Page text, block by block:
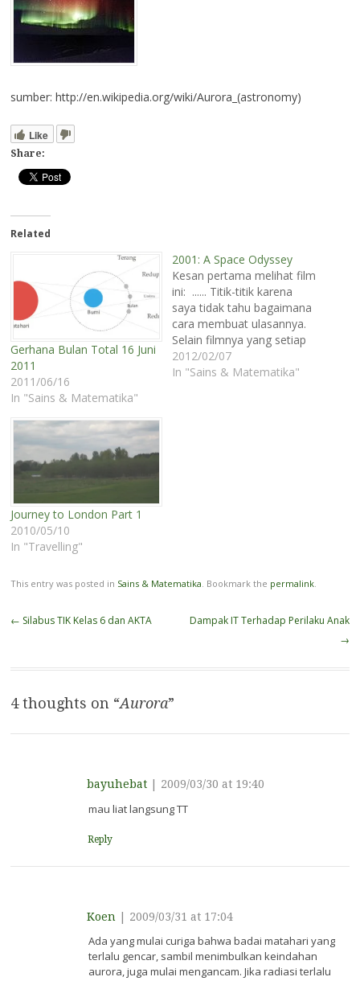
sumber: http://en.wikipedia.org/wiki/Aurora_(astronomy)
Like
Share:
Related
Gerhana Bulan Total 16 Juni
2011
2011/06/16
In "Sains & Matematika"
2001: A Space Odyssey
Kesan pertama melihat film
ini: ...... Titik-titik karena
saya tidak tahu bagaimana
cara membuat ulasannya.
Selain filmnya yang setiap
adegannya seperti berdiri
sendiri juga karena saya
2012/02/07
In "Sains & Matematika"
Journey to London Part 1
2010/05/10
In "Travelling"
This entry was posted in Sains & Matematika. Bookmark the permalink.
Post
← Silabus TIK Kelas 6 dan AKTA
Dampak IT Terhadap Perilaku Anak
→
4 thoughts on “Aurora”
bayuhebat 2009/03/30 at 19:40
mau liat langsung TT
Reply
Koen 2009/03/31 at 17:04
Ada yang mulai curiga bahwa badai matahari yang
terlalu gencar, sambil menimbulkan keindahan
aurora, juga mulai mengancam. Jika radiasi terlalu